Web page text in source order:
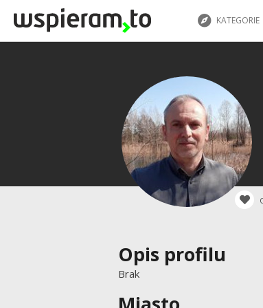
KATEGORIE
Opis profilu
Brak